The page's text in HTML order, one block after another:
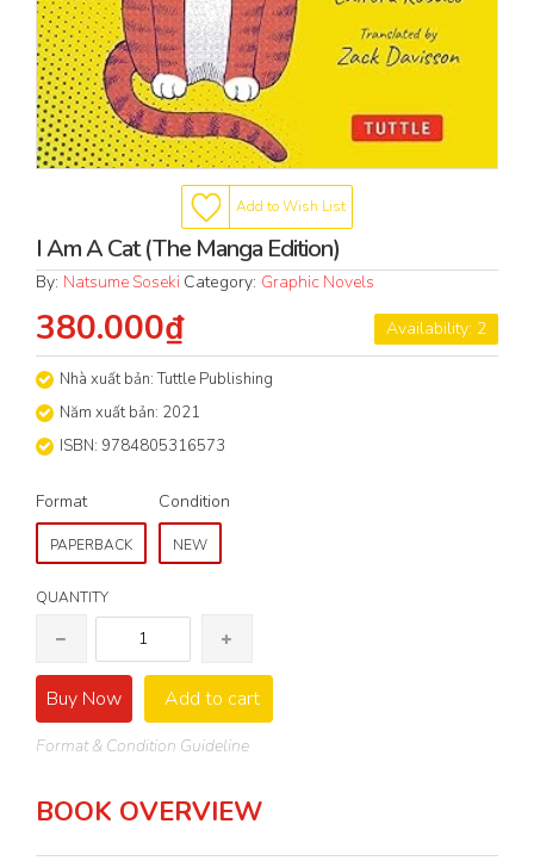
Add to Wish List
I Am A Cat (The Manga Edition)
By: Natsume Soseki Category: Graphic Novels
Availability: 2
380.000₫
Nhà xuất bản: Tuttle Publishing
Năm xuất bản: 2021
ISBN: 9784805316573
Format
PAPERBACK
Condition
NEW
QUANTITY
Buy Now Add to cart
Format & Condition Guideline
BOOK OVERVIEW